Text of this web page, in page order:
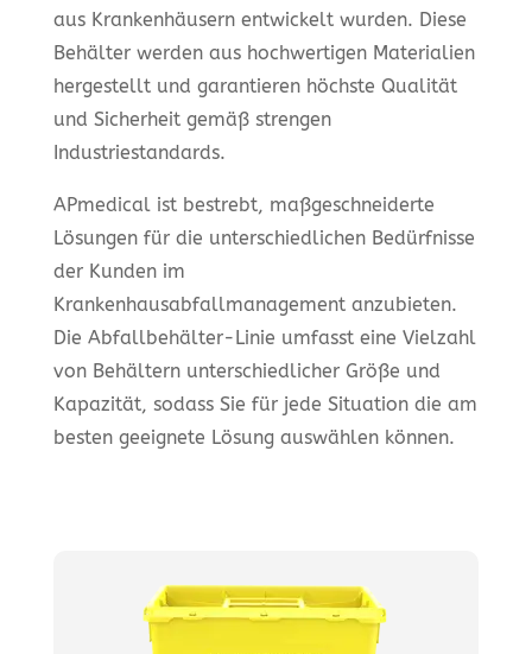
aus Krankenhäusern entwickelt wurden. Diese
Behälter werden aus hochwertigen Materialien
hergestellt und garantieren höchste Qualität
und Sicherheit gemäß strengen
Industriestandards.
APmedical ist bestrebt, maßgeschneiderte
Lösungen für die unterschiedlichen Bedürfnisse
der Kunden im
Krankenhausabfallmanagement anzubieten.
Die Abfallbehälter-Linie umfasst eine Vielzahl
von Behältern unterschiedlicher Größe und
Kapazität, sodass Sie für jede Situation die am
besten geeignete Lösung auswählen können.